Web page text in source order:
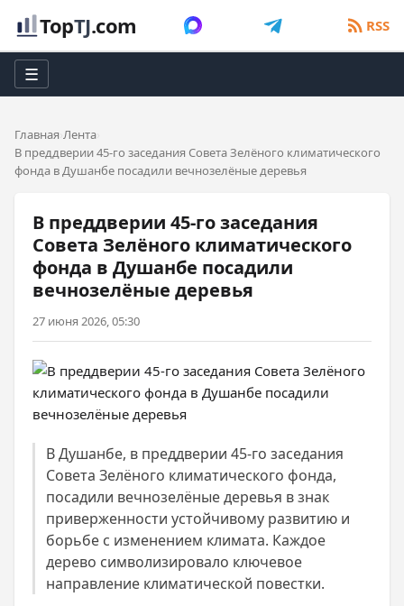
TopTJ.com RSS
☰
Главная Лента
В преддверии 45-го заседания Совета Зелёного климатического
фонда в Душанбе посадили вечнозелёные деревья
В преддверии 45-го заседания
Совета Зелёного климатического
фонда в Душанбе посадили
вечнозелёные деревья
27 июня 2026, 05:30
В Душанбе, в преддверии 45-го заседания
Совета Зелёного климатического фонда,
посадили вечнозелёные деревья в знак
приверженности устойчивому развитию и
борьбе с изменением климата. Каждое
дерево символизировало ключевое
направление климатической повестки.